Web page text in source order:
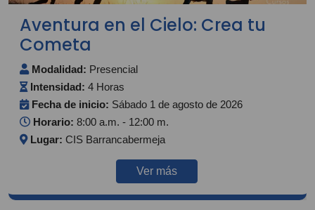
Aventura en el Cielo: Crea tu
Cometa
Modalidad: Presencial
Intensidad: 4 Horas
Fecha de inicio: Sábado 1 de agosto de 2026
Horario: 8:00 a.m. - 12:00 m.
Lugar: CIS Barrancabermeja
Ver más